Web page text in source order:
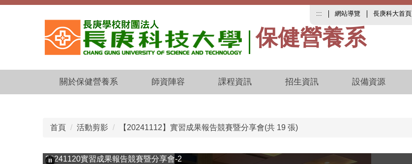
跳
保健營養系
::: 網站導覽 長庚科大首頁
關於保健營養系 師資陣容 課程資訊 招生資訊 設備資源
首頁 活動剪影 【20241112】實習成果報告競賽暨分享會(共 19 張)
20241120實習成果報告競賽暨分享會-2